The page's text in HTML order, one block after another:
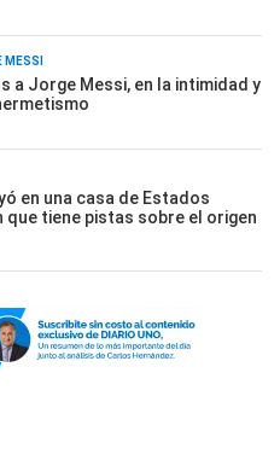
MESSI
a Jorge Messi, en la intimidad y
en una casa de Estados
que tiene pistas sobre el origen